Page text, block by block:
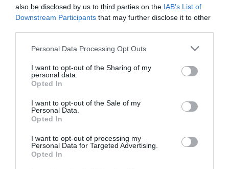
also be disclosed by us to third parties on the IAB’s List of
Downstream Participants that may further disclose it to other
Please note that this website/app uses one or more Google
not limited to your visit or usage behaviour. You may click to
grant or deny consent to Google and its third-party tags to
use your data for below specified purposes in below Google
consent section.
Personal Data Processing Opt Outs
I want to opt-out of the Sharing of my
personal data.
Opted In
I want to opt-out of the Sale of my
Personal Data.
Opted In
I want to opt-out of processing my
Personal Data for Targeted Advertising.
Opted In
Hozzávalók: